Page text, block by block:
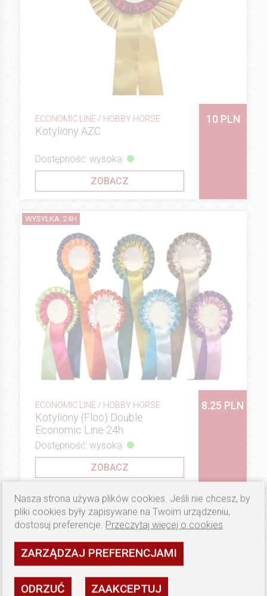
ECONOMIC LINE / HOBBY HORSE
Kotyliony AZC
10 PLN
Dostępność: wysoka
ZOBACZ
ECONOMIC LINE / HOBBY HORSE
Kotyliony (Floo) Double
Economic Line 24h
8.25 PLN
Dostępność: wysoka
ZOBACZ
WYSYŁKA: 24H
Nasza strona używa plików cookies. Jeśli nie chcesz, by
pliki cookies były zapisywane na Twoim urządzeniu,
dostosuj preferencje. Przeczytaj więcej o cookies
ZARZĄDZAJ PREFERENCJAMI
ODRZUĆ ZAAKCEPTUJ